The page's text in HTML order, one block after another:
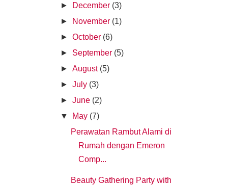
►
December (3)
►
November (1)
►October (6)
► September (5)
►August (5)
►July (3)
►June (2)
▼
May (7)
Perawatan Rambut Alami di
Rumah dengan Emeron
Comp...
Beauty Gathering Party with